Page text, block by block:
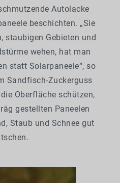
Autolacke
beschichten. „Sie
staubigen Gebieten und
wehen, hat man
statt Solarpaneele“, so
Sandfisch-Zuckerguss
Oberfläche schützen,
gestellten Paneelen
Staub und Schnee gut